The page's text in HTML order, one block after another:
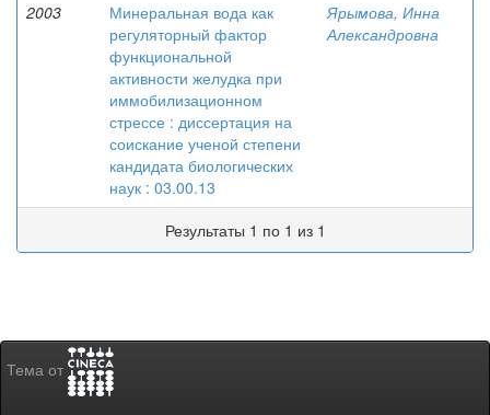
2003
Минеральная вода как
регуляторный фактор
функциональной
активности желудка при
иммобилизационном
стрессе : диссертация на
соискание ученой степени
кандидата биологических
наук : 03.00.13
Ярымова, Инна
Александровна
Результаты 1 по 1 из 1
Тема от